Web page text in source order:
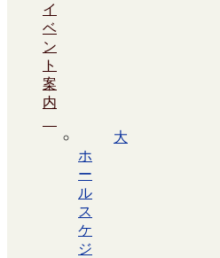
イ
ベ
ン
ト
案
内
大
ホ
ー
ル
ス
ケ
ジ